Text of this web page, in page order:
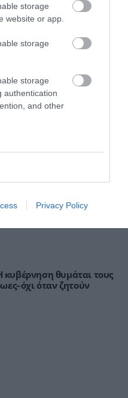
storage
website or app.
storage
storage
authentication
and other
Privacy Policy
θυμάται τους
όταν ζητούν